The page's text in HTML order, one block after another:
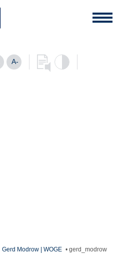
A-
Gerd Modrow | WOGE • gerd_modrow